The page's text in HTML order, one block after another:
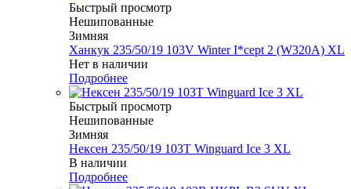
Быстрый просмотр
Нешипованные
Зимняя
Ханкук 235/50/19 103V Winter I*cept 2 (W320A) XL
Нет в наличии
Подробнее
Быстрый просмотр
Нешипованные
Зимняя
Нексен 235/50/19 103T Winguard Ice 3 XL
В наличии
Подробнее